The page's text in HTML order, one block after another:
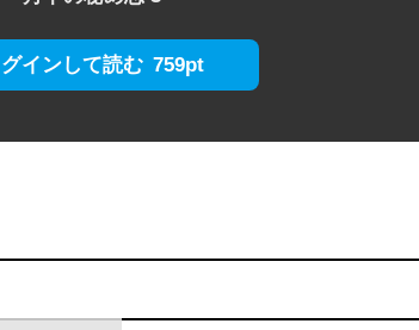
グインして読む 759pt